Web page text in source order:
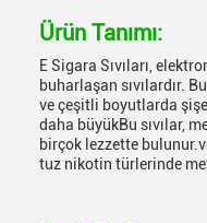
Ürün Tanımı:
E Sigara Sıvıları,
buharlaşan sıvılardır.
ve çeşitli boyutlarda
daha büyükBu sıvılar,
birçok lezzette
tuz nikotin türlerinde